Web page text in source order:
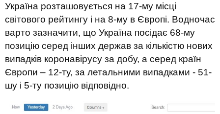
Україна розташовується на 17-му місці
світового рейтингу і на 8-му в Європі. Водночас
варто зазначити, що Україна посідає 68-му
позицію серед інших держав за кількістю нових
випадків коронавірусу за добу, а серед країн
Європи – 12-ту, за летальними випадками - 51-
шу і 5-ту позицію відповідно.